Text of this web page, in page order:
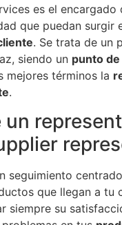
es el encargado
que puedan surgir
. Se trata de un
siendo un punto
mejores términos la
.
un
seguimiento
que llegan a tu
siempre su